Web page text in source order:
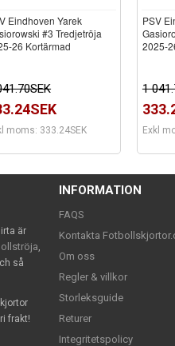
Eindhoven Yarek
#3 Tredjetröja
26 Kortärmad
moms: 333.24SEK
PSV
2025-
1
Exkl
är
så
frakt!
INFORMATION
FAQS
Kontakta
Om oss
Regler & villkor
Storleksguide
Returer
Integritetspolicy